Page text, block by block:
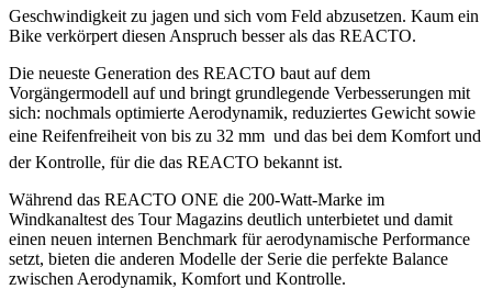
Geschwindigkeit zu jagen und sich vom Feld abzusetzen. Kaum ein
Bike verkörpert diesen Anspruch besser als das REACTO.
Die neueste Generation des REACTO baut auf dem
Vorgängermodell auf und bringt grundlegende Verbesserungen mit
sich: nochmals optimierte Aerodynamik, reduziertes Gewicht sowie
eine Reifenfreiheit von bis zu 32 mm  und das bei dem Komfort und
der Kontrolle, für die das REACTO bekannt ist.
Während das REACTO ONE die 200-Watt-Marke im
Windkanaltest des Tour Magazins deutlich unterbietet und damit
einen neuen internen Benchmark für aerodynamische Performance
setzt, bieten die anderen Modelle der Serie die perfekte Balance
zwischen Aerodynamik, Komfort und Kontrolle.